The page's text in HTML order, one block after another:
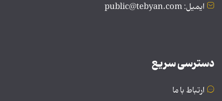
ایمیل: public@tebyan.com
دسترسی سریع
ارتباط با ما